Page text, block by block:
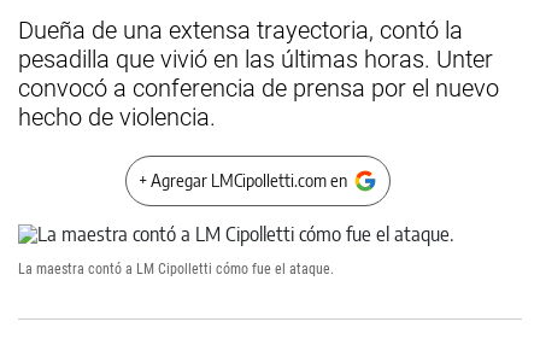
Dueña de una extensa trayectoria, contó la
pesadilla que vivió en las últimas horas. Unter
convocó a conferencia de prensa por el nuevo
hecho de violencia.
+ Agregar LMCipolletti.com en
La maestra contó a LM Cipolletti cómo fue el ataque.